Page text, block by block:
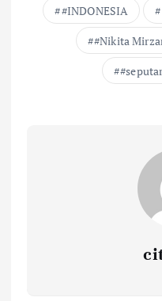
#INDONESIA
#Nikita